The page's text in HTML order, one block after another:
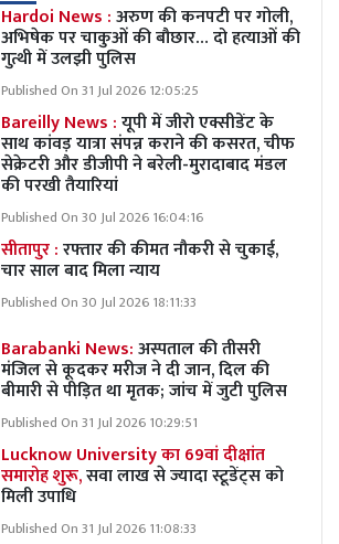
Hardoi News :अरुण की कनपटी पर गोली,
अभिषेक पर चाकुओं की बौछार… दो हत्याओं की
गुत्थी में उलझी पुलिस
Published On 31 Jul 2026 12:05:25
Bareilly News :यूपी में जीरो एक्सीडेंट के
साथ कांवड़ यात्रा संपन्न कराने की कसरत, चीफ
सेक्रेटरी और डीजीपी ने बरेली-मुरादाबाद मंडल
की परखी तैयारियां
Published On 30 Jul 2026 16:04:16
सीतापुर :रफ्तार की कीमत नौकरी से चुकाई,
चार साल बाद मिला न्याय
Published On 30 Jul 2026 18:11:33
Barabanki News:अस्पताल की तीसरी
मंजिल से कूदकर मरीज ने दी जान, दिल की
बीमारी से पीड़ित था मृतक; जांच में जुटी पुलिस
Published On 31 Jul 2026 10:29:51
Lucknow University का 69वां दीक्षांत
समारोह शुरू,सवा लाख से ज्यादा स्टूडेंट्स को
मिली उपाधि
Published On 31 Jul 2026 11:08:33